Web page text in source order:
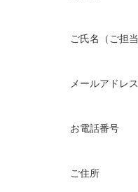
ご氏名（ご担
メールアドレ
お電話番号
ご住所